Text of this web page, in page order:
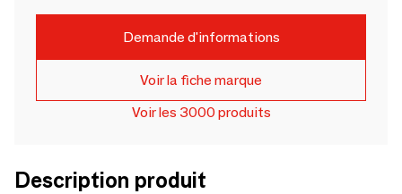
Demande d'informations
Voir la fiche marque
Voir les 3000 produits
Description produit